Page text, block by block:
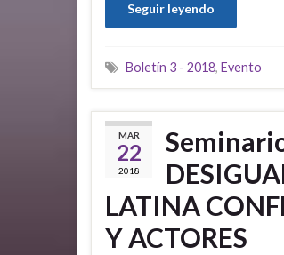
Seguir leyendo
Boletín 3 - 2018, Evento
MAR
22
2018
LATINA
Y ACTORES